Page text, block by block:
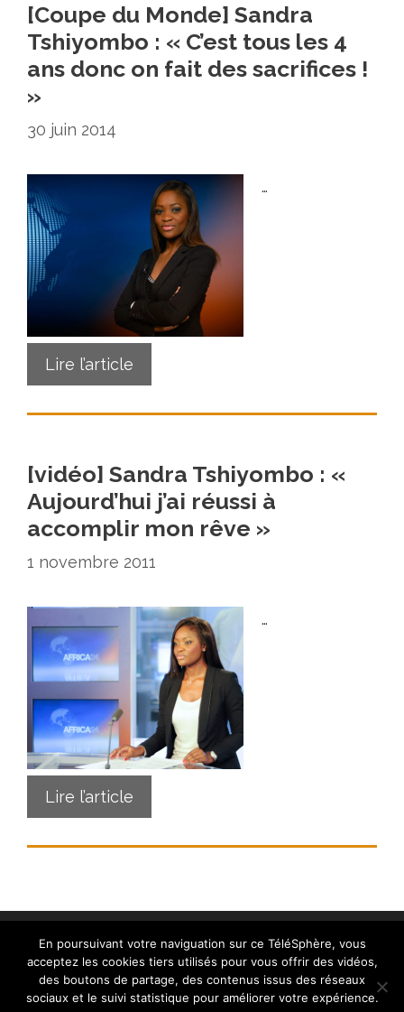
[Coupe du Monde] Sandra
Tshiyombo : « C’est tous les 4
ans donc on fait des sacrifices !
»
30 juin 2014
…
Lire l’article
[vidéo] Sandra Tshiyombo : «
Aujourd’hui j’ai réussi à
accomplir mon rêve »
1 novembre 2011
…
Lire l’article
Contact|Mentions légales |Crédits|Politique de
En poursuivant votre naviguation sur ce TéléSphère, vous
acceptez les cookies tiers utilisés pour vous offrir des vidéos,
des boutons de partage, des contenus issus des réseaux
sociaux et le suivi statistique pour améliorer votre expérience.